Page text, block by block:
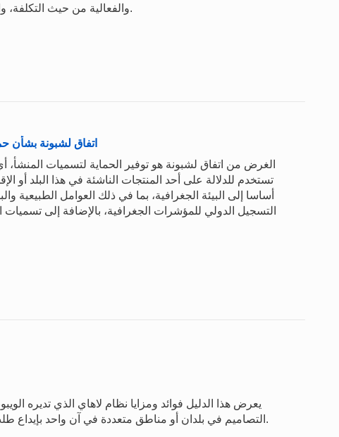
والفعالية من حيث التكلفة، والخدمات غير الربحية والمحايدة لتسوية المنازعات.
اتفاق لشبونة بشأن
الغرض من اتفاق لشبونة هو توفير الحماية لتسميات المنشأ،
تستخدم للدلالة على أحد المنتجات الناشئة في هذا البلد أو
التسجيل الدولي للمؤشرات الجغرافية، بالإضافة إلى
يعرض هذا الدليل فوائد ومزايا نظام لاهاي الذي تديره
التصاميم في بلدان أو مناطق متعددة في آن واحد بإيداع طلب واحد، بلغة واحدة، مقابل مجموعة رسوم واحدة.